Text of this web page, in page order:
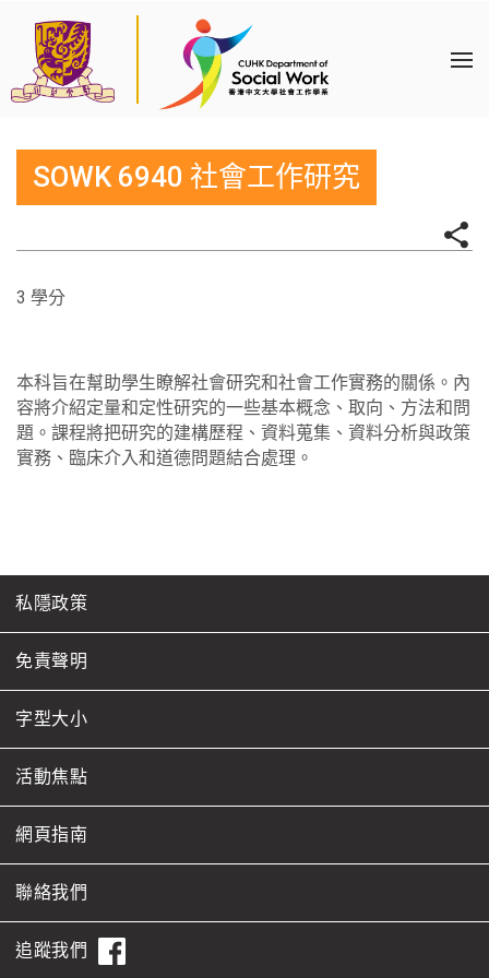
SOWK 6940 社會工作研究
3 學分
本科旨在幫助學生瞭解社會研究和社會工作實務的關係。內
容將介紹定量和定性研究的一些基本概念、取向、方法和問
題。課程將把研究的建構歷程、資料蒐集、資料分析與政策
實務、臨床介入和道德問題結合處理。
私隱政策
免責聲明
字型大小
活動焦點
網頁指南
聯絡我們
追蹤我們